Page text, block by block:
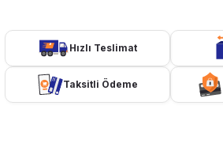
Hızlı Teslimat
Taksitli Ödeme